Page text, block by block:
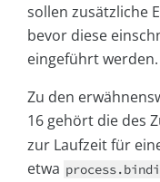
sollen zusätzliche
bevor diese
eingeführt werden.
Zu den
16 gehört die des
zur Laufzeit für
etwa